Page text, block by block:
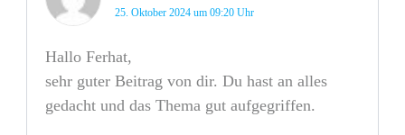
25. Oktober 2024 um 09:20 Uhr
Hallo Ferhat,
sehr guter Beitrag von dir. Du hast an alles
gedacht und das Thema gut aufgegriffen.